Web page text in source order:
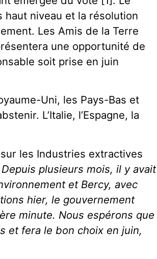
haut niveau et la résolution
Les Amis de la Terre
une opportunité de
soit prise en juin
Uni, les Pays-Bas et
L’Italie, l’Espagne, la
les Industries extractives
Depuis plusieurs mois, il y avait
et Bercy, avec
hier, le gouvernement
minute. Nous espérons que
et fera le bon choix en juin,